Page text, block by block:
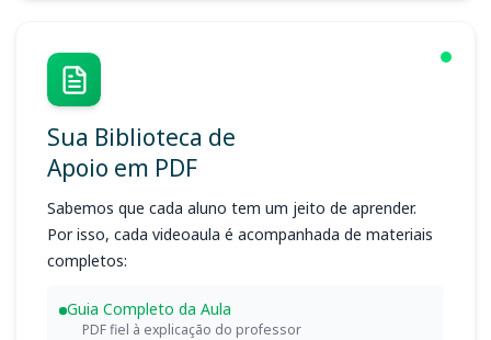
Sua Biblioteca de
Apoio em PDF
Sabemos que cada aluno tem um jeito de aprender.
Por isso, cada videoaula é acompanhada de materiais
completos:
Guia Completo da Aula
PDF fiel à explicação do professor